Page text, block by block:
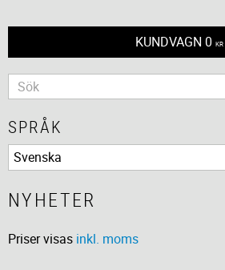
KUNDVAGN 0 KR
SPRÅK
NYHETER
Priser visas inkl. moms